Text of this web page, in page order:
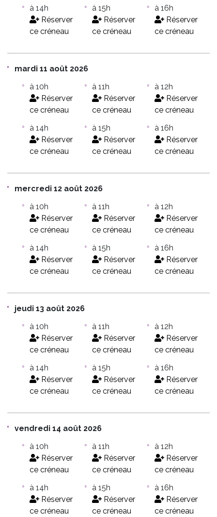
à 14h
Réserver
ce créneau
à 15h
Réserver
ce créneau
à 16h
Réserver
ce créneau
mardi 11 août 2026
à 10h
Réserver
ce créneau
à 11h
Réserver
ce créneau
à 12h
Réserver
ce créneau
à 14h
Réserver
ce créneau
à 15h
Réserver
ce créneau
à 16h
Réserver
ce créneau
mercredi 12 août 2026
à 10h
Réserver
ce créneau
à 11h
Réserver
ce créneau
à 12h
Réserver
ce créneau
à 14h
Réserver
ce créneau
à 15h
Réserver
ce créneau
à 16h
Réserver
ce créneau
jeudi 13 août 2026
à 10h
Réserver
ce créneau
à 11h
Réserver
ce créneau
à 12h
Réserver
ce créneau
à 14h
Réserver
ce créneau
à 15h
Réserver
ce créneau
à 16h
Réserver
ce créneau
vendredi 14 août 2026
à 10h
Réserver
ce créneau
à 11h
Réserver
ce créneau
à 12h
Réserver
ce créneau
à 14h
Réserver
ce créneau
à 15h
Réserver
ce créneau
à 16h
Réserver
ce créneau